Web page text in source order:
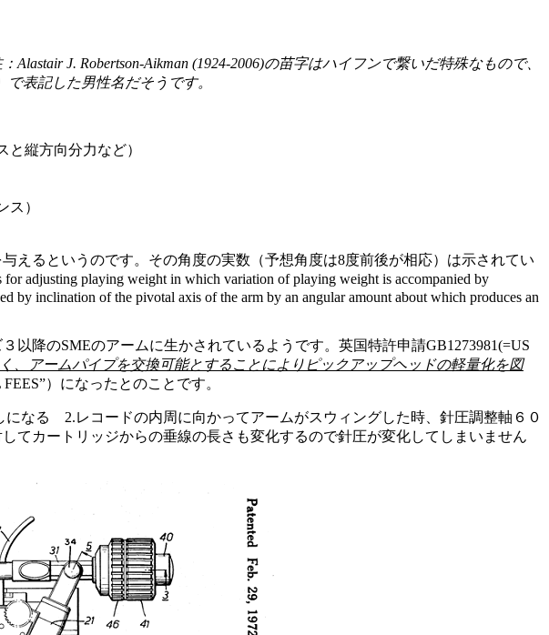
：Alastair J. Robertson-Aikman (1924-2006)の苗字はハイフンで繋いだ特殊なもので、
表記した男性名だそうです。
と縦方向分力など）
ス）
えるというのです。その角度の実数（予想角度は8度前後が相応）は示されてい
adjusting playing weight in which variation of playing weight is accompanied by
by inclination of the pivotal axis of the arm by an angular amount about which produces an
降のSMEのアームに生かされているようです。英国特許申請GB1273981(=US
、アームパイプを交換可能とすることによりピックアップヘッドの軽量化を図
）になったとのことです。
なる 2.レコードの内周に向かってアームがスウィングした時、針圧調整軸６０
てカートリッジからの垂線の長さも変化するので針圧が変化してしまいません